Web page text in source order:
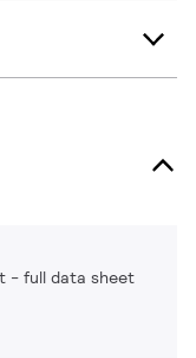
- full data sheet